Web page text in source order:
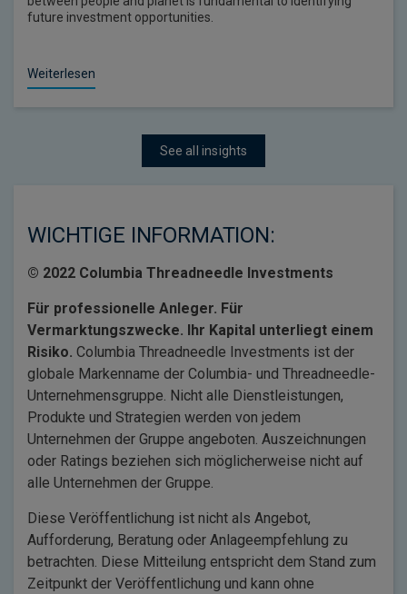
future investment opportunities.
Weiterlesen
See all insights
WICHTIGE INFORMATION:
© 2022 Columbia Threadneedle Investments
Für professionelle Anleger. Für
Vermarktungszwecke. Ihr Kapital unterliegt einem
Risiko. Columbia Threadneedle Investments ist der
globale Markenname der Columbia- und Threadneedle-
Unternehmensgruppe. Nicht alle Dienstleistungen,
Produkte und Strategien werden von jedem
Unternehmen der Gruppe angeboten. Auszeichnungen
oder Ratings beziehen sich möglicherweise nicht auf
alle Unternehmen der Gruppe.
Diese Veröffentlichung ist nicht als Angebot,
Aufforderung, Beratung oder Anlageempfehlung zu
betrachten. Diese Mitteilung entspricht dem Stand zum
Zeitpunkt der Veröffentlichung und kann ohne